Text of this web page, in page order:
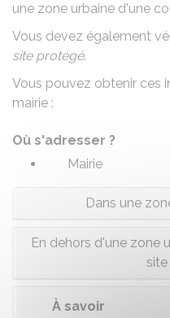
une zone urbaine d'une
Vous devez également
site protégé.
Vous pouvez obtenir ces
mairie :
Où s'adresser ?
Mairie
Dans une
En dehors d'une zone
À savoir